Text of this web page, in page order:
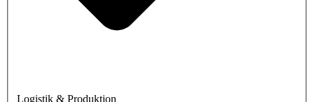
Logistik & Produktion